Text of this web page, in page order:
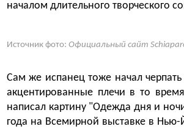
началом длительного творческого
Источник фото: Официальный сайт
Сам же испанец тоже начал
акцентированные плечи в то
написал картину "Одежда дня и
года на Всемирной выставке в